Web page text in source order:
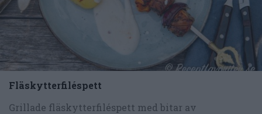
Fläskytterfiléspett
Grillade fläskytterfiléspett med bitar av